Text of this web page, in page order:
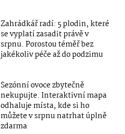
Zahrádkář radí: 5 plodin, které
se vyplatí zasadit právě v
srpnu. Porostou téměř bez
jakékoliv péče až do podzimu
Sezónní ovoce zbytečně
nekupujte. Interaktivní mapa
odhaluje místa, kde si ho
můžete v srpnu natrhat úplně
zdarma